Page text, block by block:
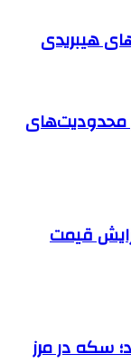
هیبریدی
محدودیت‌های
قیمت
سکه در مرز